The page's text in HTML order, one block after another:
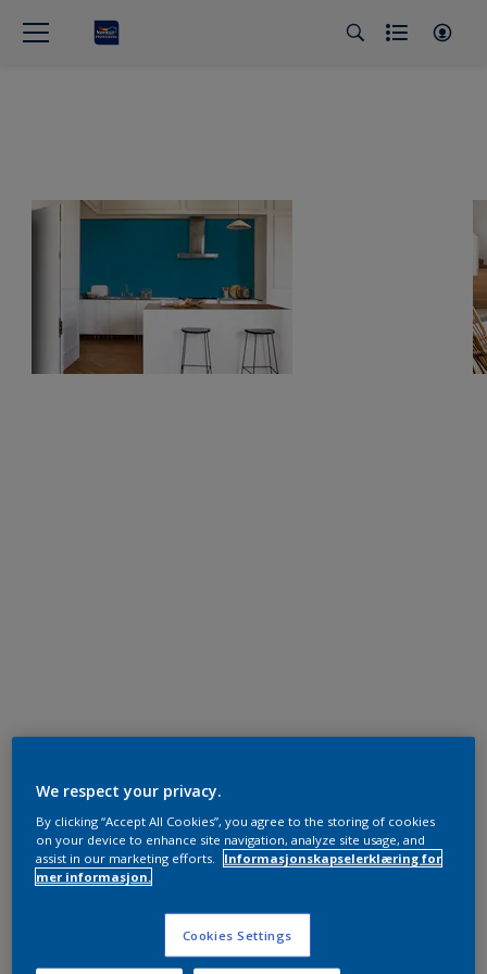
We respect your privacy.
By clicking “Accept All Cookies”, you agree to the storing of cookies
on your device to enhance site navigation, analyze site usage, and
assist in our marketing efforts.
Informasjonskapselerklæring for
mer informasjon.
Cookies Settings